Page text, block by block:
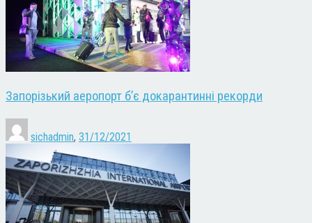
Запорізький аеропорт б’є докарантинні рекорди
sichadmin, 31/12/2021